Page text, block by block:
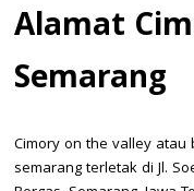
Alamat
Semarang
Cimory on the valley
semarang terletak di Jl.